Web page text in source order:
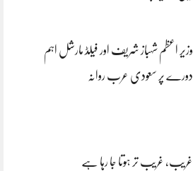
وزیر اعظم شہباز شریف اور فیلڈ مارشل اہم
دورے پر سعودی عرب روانہ
غریب، غریب تر ہوتا جا رہا ہے